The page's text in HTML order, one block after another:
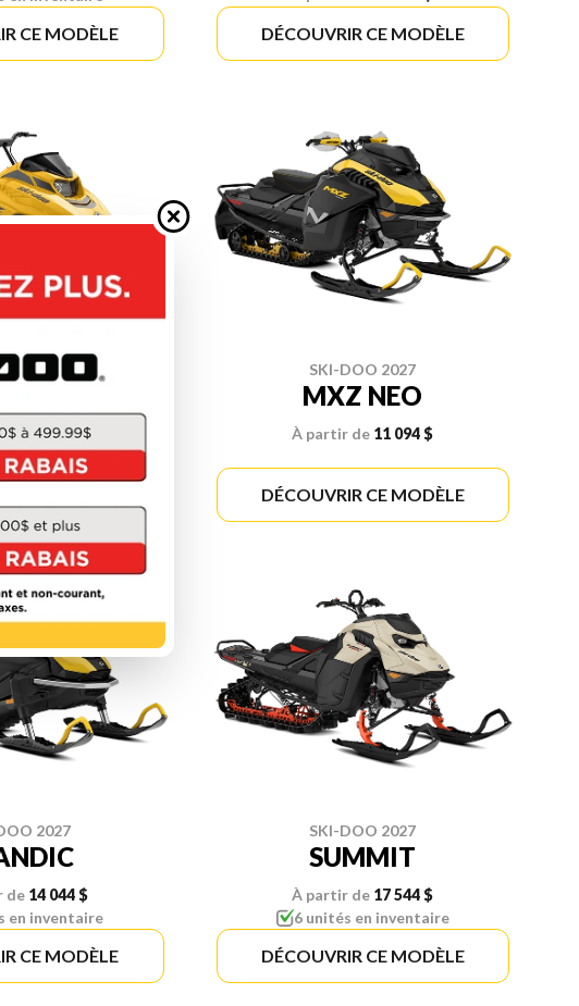
CE MODÈLE DÉCOUVRIR CE MODÈLE
2027
de 7 624 $
en inventaire
SKI-DOO 2027
MXZ NEO
À partir de 11 094 $
DÉCOUVRIR CE MODÈLE
2027
de 14 044 $
en inventaire
CE MODÈLE
SKI-DOO 2027
SUMMIT
À partir de 17 544 $
6 unités en inventaire
DÉCOUVRIR CE MODÈLE